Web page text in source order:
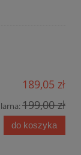
189,05 zł
199,00 zł
do koszyka